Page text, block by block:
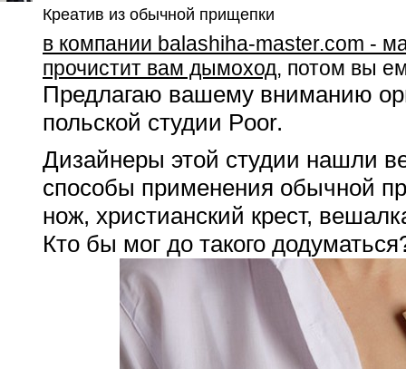
Креатив из обычной прищепки
в компании balashiha-master.com -
прочистит вам дымоход, потом вы
Предлагаю вашему вниманию
польской студии Poor.
Дизайнеры этой студии нашли
способы применения обычной
нож, христианский крест,
Кто бы мог до такого